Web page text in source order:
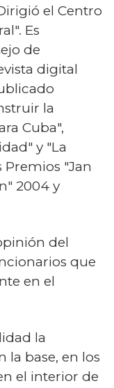
el Centro
Es
de
digital
la
Cuba",
y "La
Premios "Jan
2004 y
del
que
en el
la
la base, en los
el interior de